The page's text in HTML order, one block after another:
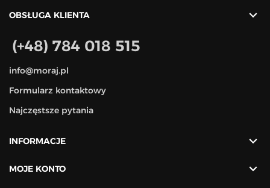
OBSŁUGA KLIENTA 
(+48) 784 018 515
info@moraj.pl
Formularz kontaktowy
Najczęstsze pytania
INFORMACJE 
MOJE KONTO 